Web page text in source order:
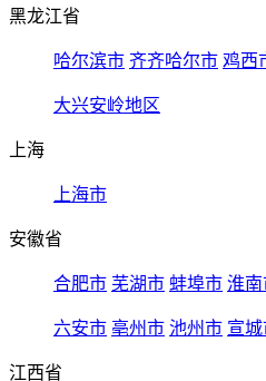
黑龙江省
哈尔滨市 齐齐哈尔市 鸡西
大兴安岭地区
上海
上海市
安徽省
合肥市 芜湖市 蚌埠市 淮南
六安市 亳州市 池州市 宣
江西省